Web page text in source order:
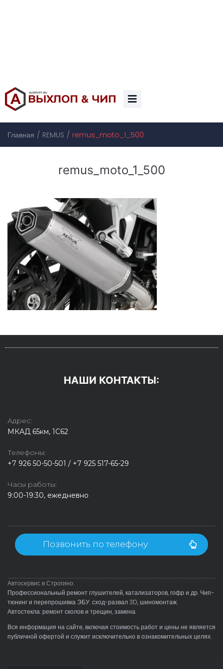
Главная / REMUS / remus_moto_1_500
remus_moto_1_500
НАШИ КОНТАКТЫ:
Адрес:
МКАД 65км, 1С62
Телефоны:
+7 926 50-50-501 / +7 925 517-65-29
Часы работы:
9:00-19:30, ежедневно
Позвонить по телефону
Автосервис в Строгино:
Профессиональный ремонт глушителей, катализаторов, гофр и др. Чип-
тюнинг и перепрошивка ЭБУ. сход-развал 3D, шиномонтаж.
Автостекла: ремонт сколов и трещин, замена.
Вся информация на сайте, включая стоимость работ и цены не является
публичной офертой и служит исключительно в ознакомительных целях.